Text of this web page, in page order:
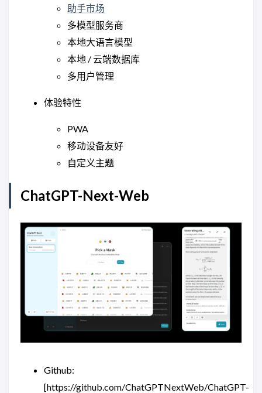
助手市场
多模型服务商
本地大语言模型
本地 / 云端数据库
多用户管理
体验特性
PWA
移动设备友好
自定义主题
ChatGPT-Next-Web
Github:
[https://github.com/ChatGPTNextWeb/ChatGPT-